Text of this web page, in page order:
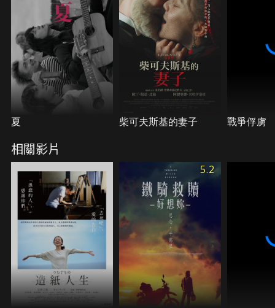
夏 柴可夫斯基的妻子 戰爭俘虜
相關影片
5.2